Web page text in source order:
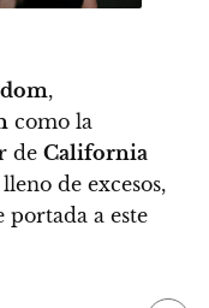
,
como la
de California
de excesos,
a este